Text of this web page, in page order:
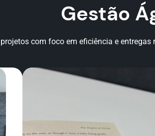
Gestão
com foco em eficiência e